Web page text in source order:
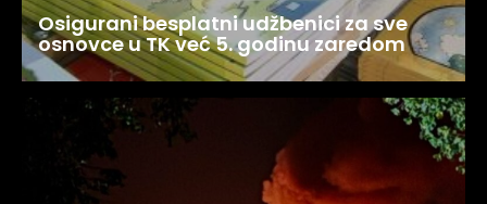
Osigurani besplatni udžbenici za sve
osnovce u TK već 5. godinu zaredom